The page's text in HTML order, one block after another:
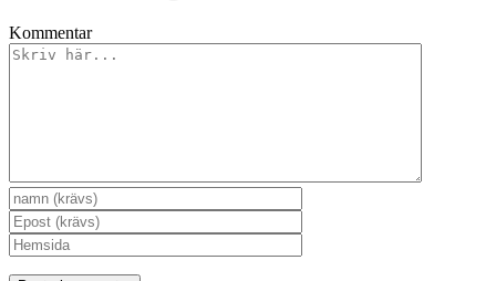
Kommentar